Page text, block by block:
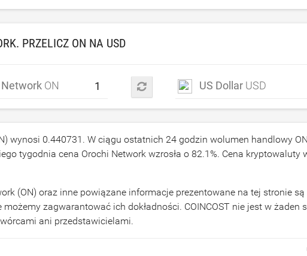
PRZELICZ ON NA USD
Network ON US Dollar USD
wynosi 0.440731 . W ciągu ostatnich 24 godzin wolumen handlowy
tygodnia cena Orochi Network wzrosła o 82.1%. Cena kryptowaluty
(ON) oraz inne powiązane informacje prezentowane na tej stronie
możemy zagwarantować ich dokładności. COINCOST nie jest w żaden
ani przedstawicielami.